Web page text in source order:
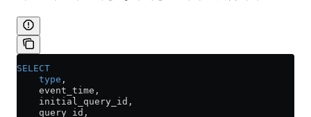
SELECT
    type
,
    event_time,
    initial_query_id,
    query_id,